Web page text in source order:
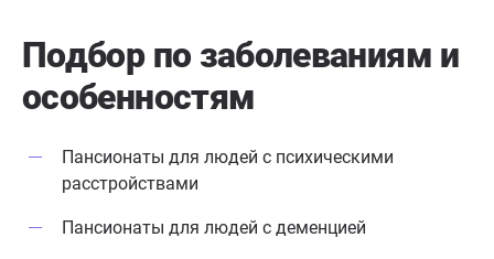
Подбор по заболеваниям и
особенностям
Пансионаты для людей с психическими
расстройствами
Пансионаты для людей с деменцией